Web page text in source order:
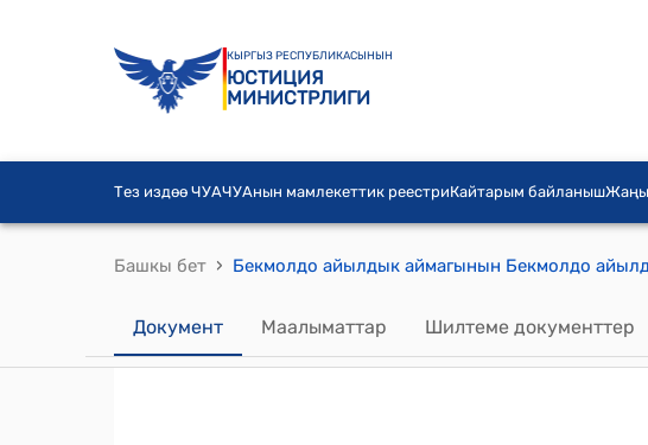
КЫРГЫЗ РЕСПУБЛИКАСЫНЫН
ЮСТИЦИЯ
МИНИСТРЛИГИ
Тез издөө ЧУАЧУАнын мамлекеттик реестриКайтарым байланышЖаңы
Башкы бет ›
Документ Маалыматтар Шилтеме документтер